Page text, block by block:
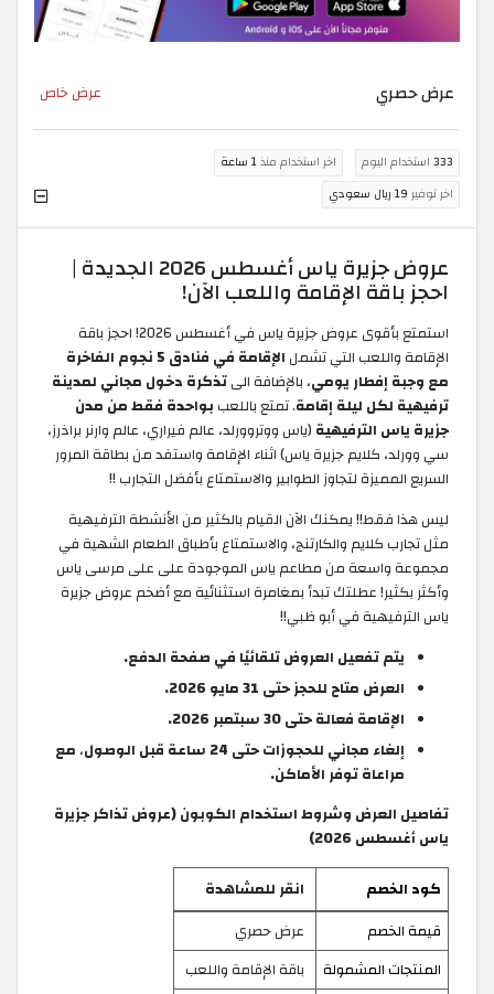
عرض حصري عرض خاص
333 استخدام اليوم اخر استخدام منذ1 ساعة
اخر توفير 19 ريال سعودي
عروض جزيرة ياس أغسطس 2026 الجديدة |
احجز باقة الإقامة واللعب الآن!
استمتع بأقوى عروض جزيرة ياس في أغسطس 2026! احجز باقة
الإقامة واللعب التي تشمل
الإقامة في فنادق 5 نجوم الفاخرة
مع وجبة إفطار يومي، بالإضافة الىتذكرة دخول مجاني لمدينة
ترفيهية لكل ليلة إقامة. تمتع باللعب بواحدة فقط من مدن
جزيرة ياس الترفيهية (ياس ووتروورلد، عالم فيراري، عالم وارنر براذرز،
سي وورلد، كلايم جزيرة ياس) اثناء الإقامة واستفد من بطاقة المرور
السريع المميزة لتجاوز الطوابير والاستمتاع بأفضل التجارب !!
ليس هذا فقط!! يمكنك الآن القيام بالكثير من الأنشطة الترفيهية
مثل تجارب كلايم والكارتنج، والاستمتاع بأطباق الطعام الشهية في
مجموعة واسعة من مطاعم ياس الموجودة على على مرسى ياس
وأكثر بكثير! عطلتك تبدأ بمغامرة استثنائية مع أضخم عروض جزيرة
ياس الترفيهية في أبو ظبي!!
يتم تفعيل العروض تلقائيًا في صفحة الدفع.
العرض متاح للحجز حتى 31 مايو 2026.
الإقامة فعالة حتى 30 سبتمبر 2026​.
إلغاء مجاني للحجوزات حتى 24 ساعة قبل الوصول
، مع
مراعاة توفر الأماكن.
تفاصيل العرض وشروط استخدام الكوبون (عروض تذاكر جزيرة
ياس أغسطس 2026)
كود الخصم
انقر للمشاهدة
قيمة الخصم
عرض حصري
المنتجات المشمولة
باقة الإقامة واللعب